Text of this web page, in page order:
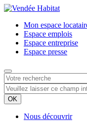
Mon espace
Espace emplois
Espace entreprise
Espace presse
Nous découvrir